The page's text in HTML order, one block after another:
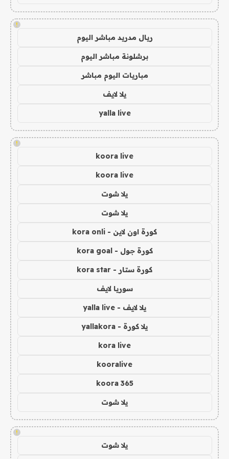
!
ريال مدريد مباشر اليوم
برشلونة مباشر اليوم
مباريات اليوم مباشر
يلا لايف
yalla live
!
koora live
koora live
يلا شوت
يلا شوت
كورة اون لاين - kora onli
كورة جول - kora goal
كورة ستار - kora star
سوريا لايف
يلا لايف - yalla live
يلا كورة - yallakora
kora live
kooralive
koora 365
يلا شوت
!
يلا شوت